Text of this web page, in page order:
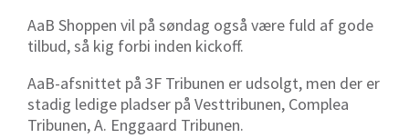
AaB Shoppen vil på søndag også være fuld af gode
tilbud, så kig forbi inden kickoff.
AaB-afsnittet på 3F Tribunen er udsolgt, men der er
stadig ledige pladser på Vesttribunen, Complea
Tribunen, A. Enggaard Tribunen.